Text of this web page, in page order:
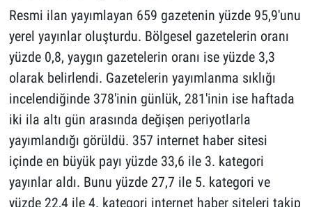
Resmi ilan yayımlayan 659 gazetenin yüzde 95,9'unu
yerel yayınlar oluşturdu. Bölgesel gazetelerin oranı
yüzde 0,8, yaygın gazetelerin oranı ise yüzde 3,3
olarak belirlendi. Gazetelerin yayımlanma sıklığı
incelendiğinde 378'inin günlük, 281'inin ise haftada
iki ila altı gün arasında değişen periyotlarla
yayımlandığı görüldü. 357 internet haber sitesi
içinde en büyük payı yüzde 33,6 ile 3. kategori
yayınlar aldı. Bunu yüzde 27,7 ile 5. kategori ve
yüzde 22,4 ile 4. kategori internet haber siteleri takip